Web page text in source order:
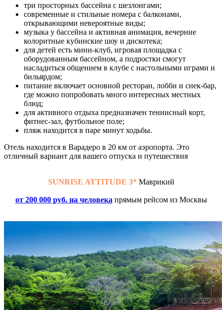
три просторных бассейна с шезлонгами;
современные и стильные номера с балконами,
открывающими невероятные виды;
музыка у бассейна и активная анимация, вечерние
колоритные кубинские шоу и дискотека;
для детей есть мини-клуб, игровая площадка с
оборудованным бассейном, а подростки смогут
насладиться общением в клубе с настольными играми и
бильярдом;
питание включает основной ресторан, лобби и снек-бар,
где можно попробовать много интересных местных
блюд;
для активного отдыха предназначен теннисный корт,
фитнес-зал, футбольное поле;
пляж находится в паре минут ходьбы.
Отель находится в Варадеро в 20 км от аэропорта. Это
отличный вариант для вашего отпуска и путешествия
SUNRISE ATTITUDE 3* Маврикий
от 200 000 руб. на человека прямым рейсом из Москвы